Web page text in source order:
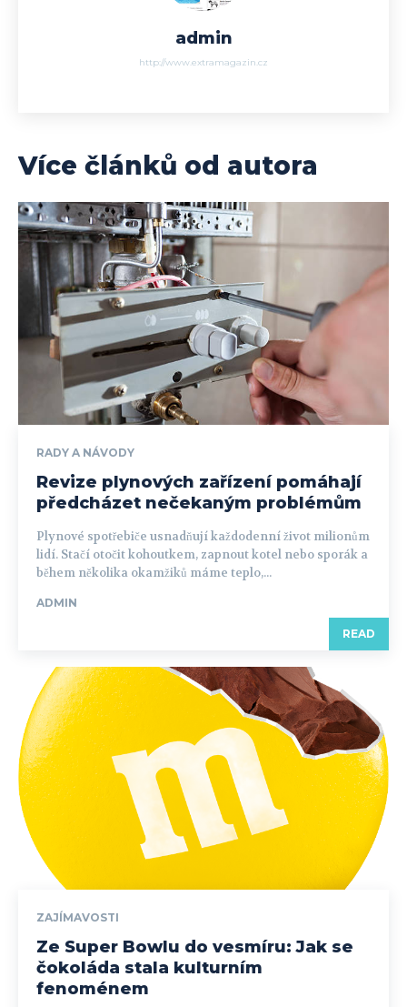
admin
http://www.extramagazin.cz
Více článků od autora
RADY A NÁVODY
Revize plynových zařízení pomáhají
předcházet nečekaným problémům
Plynové spotřebiče usnadňují každodenní život milionům
lidí. Stačí otočit kohoutkem, zapnout kotel nebo sporák a
během několika okamžiků máme teplo,...
ADMIN
READ
ZAJÍMAVOSTI
Ze Super Bowlu do vesmíru: Jak se
čokoláda stala kulturním
fenoménem